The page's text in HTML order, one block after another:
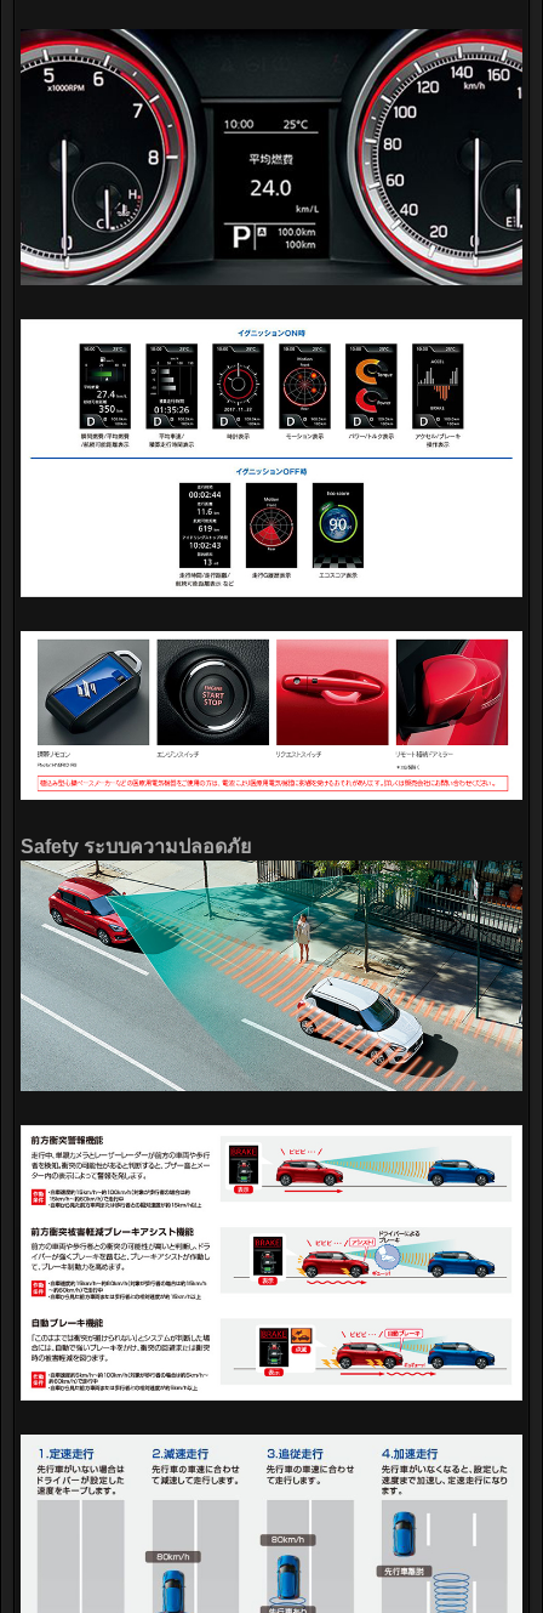
Safety ระบบความปลอดภัย